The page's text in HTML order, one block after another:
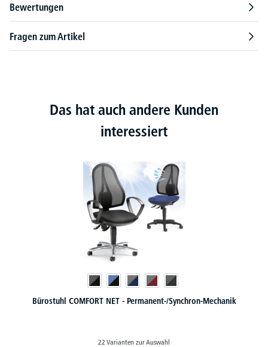
Bewertungen
Fragen zum Artikel
Das hat auch andere Kunden
interessiert
Bürostuhl COMFORT NET - Permanent-/Synchron-Mechanik
22 Varianten zur Auswahl